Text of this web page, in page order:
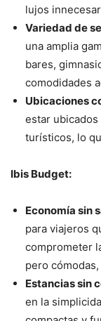
lujos
Variedad de
una amplia
bares,
comodidades
Ubicaciones
estar
turísticos, lo
Ibis Budget:
Economía sin
para viajeros
comprometer
pero
Estancias sin
en la